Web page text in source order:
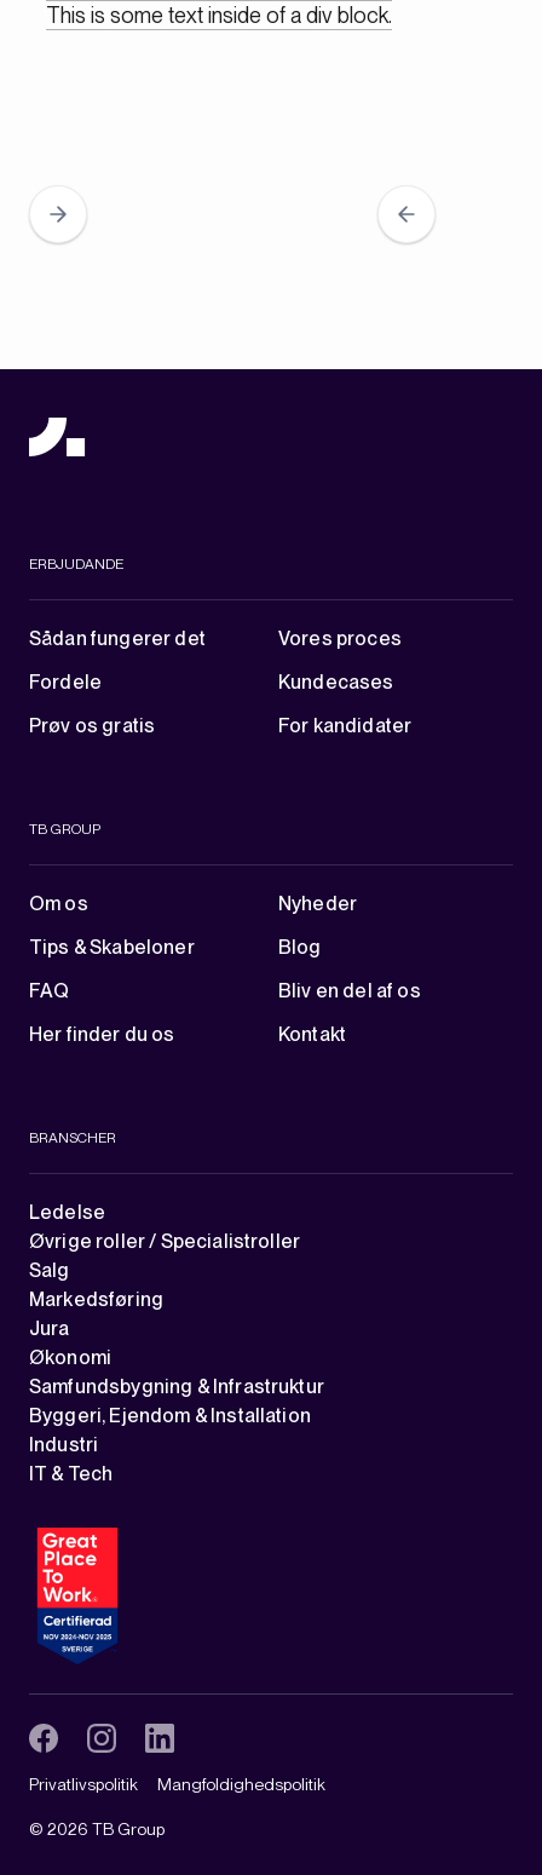
This is some text inside of a div block.
ERBJUDANDE
Sådan fungerer det
Vores proces
Fordele
Kundecases
Prøv os gratis
For kandidater
TB GROUP
Om os
Nyheder
Tips & Skabeloner
Blog
FAQ
Bliv en del af os
Her finder du os
Kontakt
BRANSCHER
Ledelse
Øvrige roller / Specialistroller
Salg
Markedsføring
Jura
Økonomi
Samfundsbygning & Infrastruktur
Byggeri, Ejendom & Installation
Industri
IT & Tech
© 2026 TB Group
Privatlivspolitik Mangfoldighedspolitik